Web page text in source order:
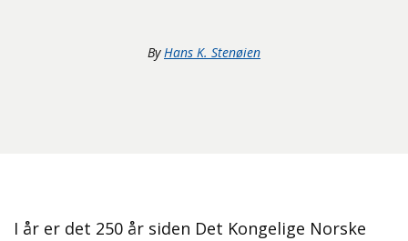
By Hans K. Stenøien
I år er det 250 år siden Det Kongelige Norske